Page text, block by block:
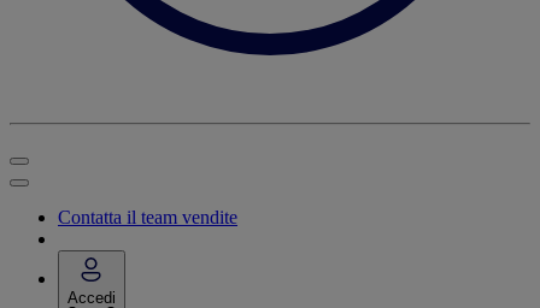
Contatta il team vendite
Accedi